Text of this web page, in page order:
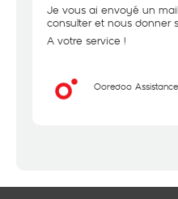
Je vous ai envoyé un
consulter et nous donner
A votre service !
Ooredoo Assistance